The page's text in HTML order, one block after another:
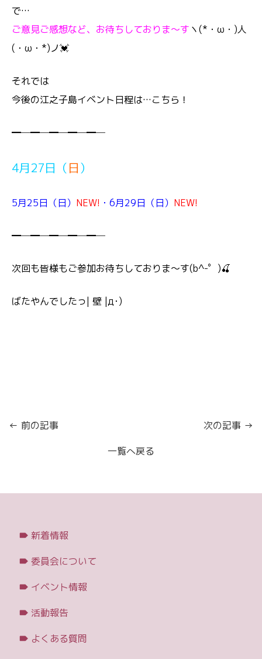
で…
ご意見ご感想など、お待ちしておりま～す ヽ(*・ω・)人
(・ω・*)ノ💓
それでは
今後の江之子島イベント日程は…こちら！
━─━─━─━─━─
4月27日（日）
5月25日（日） NEW! ・6月29日（日） NEW!
━─━─━─━─━─
次回も皆様もご参加お待ちしておりま～す(b^-゜)🍒
ばたやんでしたっ| 壁 |д･)
← 前の記事
次の記事 →
一覧へ戻る
新着情報
委員会について
イベント情報
活動報告
よくある質問